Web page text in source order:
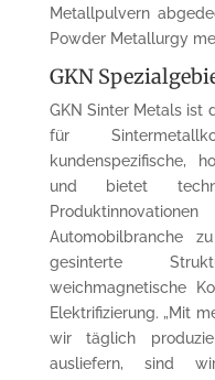
Metallpulvern
Powder Metallurgy
GKN
GKN Sinter Metals ist
für
kundenspezifische,
und bietet
Automobilbranche
gesinterte
weichmagnetische
Elektrifizierung. „Mit
wir täglich
ausliefern, sind